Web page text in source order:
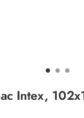
Intex,